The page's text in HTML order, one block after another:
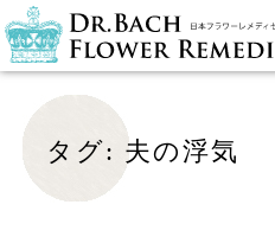
タグ: 夫の浮気